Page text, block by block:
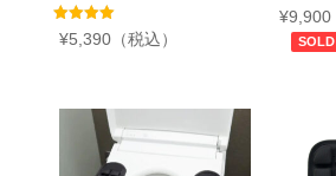
5段階中
5.00
¥5,390（税込）
5段階中
5.00
の評価
¥9,900